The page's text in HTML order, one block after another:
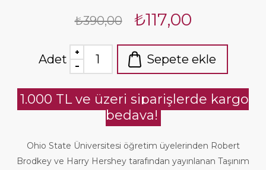
₺390,00 ₺117,00
Adet Sepete ekle
1.000 TL ve üzeri siparişlerde kargo
bedava!
Ohio State Üniversitesi öğretim üyelerinden Robert
Brodkey ve Harry Hershey tarafından yayınlanan Taşınım